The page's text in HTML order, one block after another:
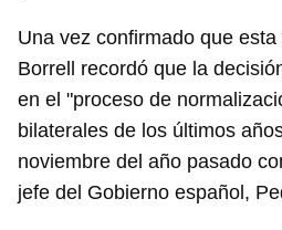
Una vez confirmado que
Borrell recordó que la
en el "proceso de
bilaterales de los últimos
noviembre del año pasado
jefe del Gobierno español,